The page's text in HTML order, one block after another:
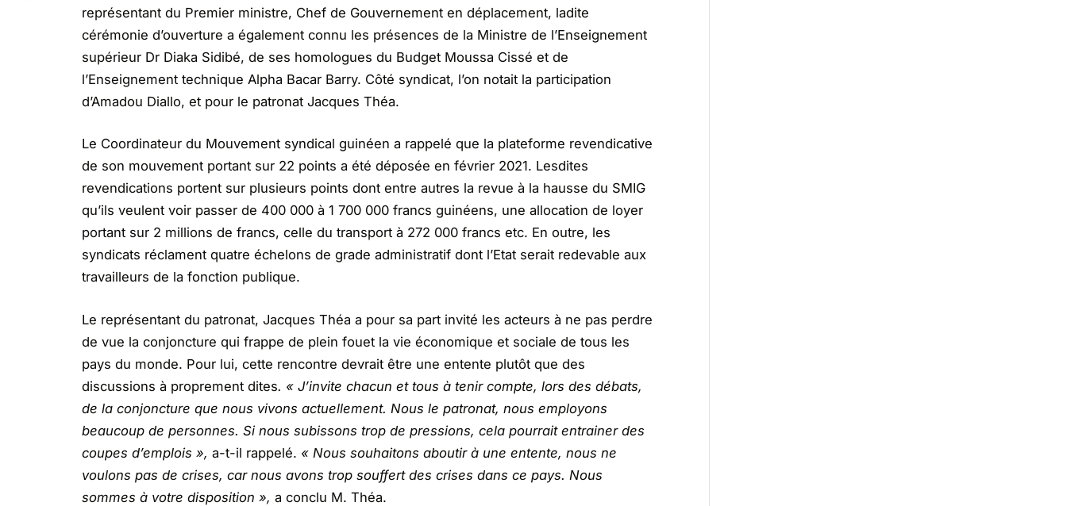
représentant du Premier ministre, Chef de Gouvernement en déplacement, ladite
cérémonie d’ouverture a également connu les présences de la Ministre de l’Enseignement
supérieur Dr Diaka Sidibé, de ses homologues du Budget Moussa Cissé et de
l’Enseignement technique Alpha Bacar Barry. Côté syndicat, l’on notait la participation
d’Amadou Diallo, et pour le patronat Jacques Théa.
Le Coordinateur du Mouvement syndical guinéen a rappelé que la plateforme revendicative
de son mouvement portant sur 22 points a été déposée en février 2021. Lesdites
revendications portent sur plusieurs points dont entre autres la revue à la hausse du SMIG
qu’ils veulent voir passer de 400 000 à 1 700 000 francs guinéens, une allocation de loyer
portant sur 2 millions de francs, celle du transport à 272 000 francs etc. En outre, les
syndicats réclament quatre échelons de grade administratif dont l’Etat serait redevable aux
travailleurs de la fonction publique.
Le représentant du patronat, Jacques Théa a pour sa part invité les acteurs à ne pas perdre
de vue la conjoncture qui frappe de plein fouet la vie économique et sociale de tous les
pays du monde. Pour lui, cette rencontre devrait être une entente plutôt que des
discussions à proprement dites. « J’invite chacun et tous à tenir compte, lors des débats,
de la conjoncture que nous vivons actuellement. Nous le patronat, nous employons
beaucoup de personnes. Si nous subissons trop de pressions, cela pourrait entrainer des
coupes d’emplois », a-t-il rappelé. « Nous souhaitons aboutir à une entente, nous ne
voulons pas de crises, car nous avons trop souffert des crises dans ce pays. Nous
sommes à votre disposition », a conclu M. Théa.